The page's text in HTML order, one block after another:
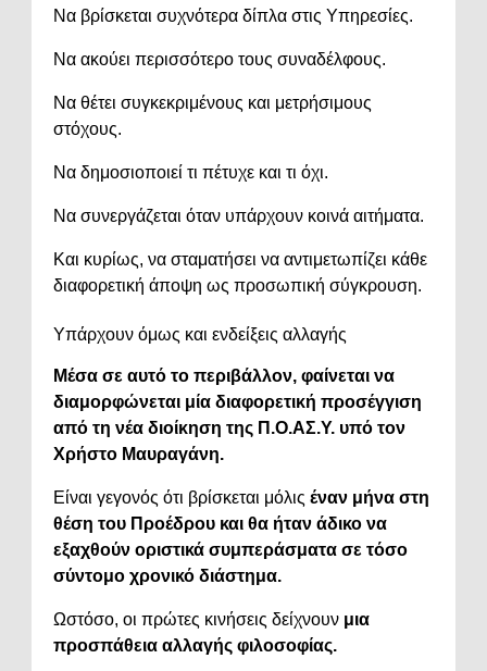
Να βρίσκεται συχνότερα δίπλα στις Υπηρεσίες.
Να ακούει περισσότερο τους συναδέλφους.
Να θέτει συγκεκριμένους και μετρήσιμους
στόχους.
Να δημοσιοποιεί τι πέτυχε και τι όχι.
Να συνεργάζεται όταν υπάρχουν κοινά αιτήματα.
Και κυρίως, να σταματήσει να αντιμετωπίζει κάθε
διαφορετική άποψη ως προσωπική σύγκρουση.
Υπάρχουν όμως και ενδείξεις αλλαγής
Μέσα σε αυτό το περιβάλλον, φαίνεται να
διαμορφώνεται μία διαφορετική προσέγγιση
από τη νέα διοίκηση της Π.Ο.ΑΣ.Υ. υπό τον
Χρήστο Μαυραγάνη.
Είναι γεγονός ότι βρίσκεται μόλις έναν μήνα στη
θέση του Προέδρου και θα ήταν άδικο να
εξαχθούν οριστικά συμπεράσματα σε τόσο
σύντομο χρονικό διάστημα.
Ωστόσο, οι πρώτες κινήσεις δείχνουν μια
προσπάθεια αλλαγής φιλοσοφίας.